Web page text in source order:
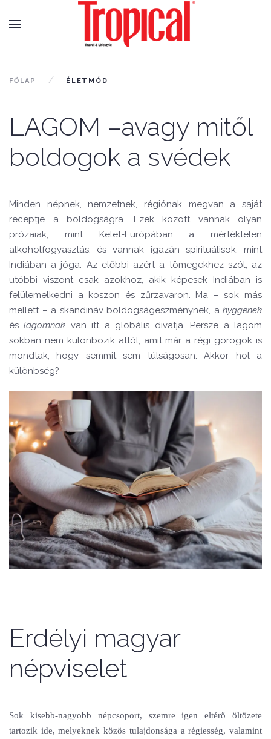
FŐLAP ÉLETMÓD
LAGOM –avagy mitől
boldogok a svédek
Minden népnek, nemzetnek, régiónak megvan a saját
receptje a boldogságra. Ezek között vannak olyan
prózaiak, mint Kelet-Európában a mértéktelen
alkoholfogyasztás, és vannak igazán spirituálisok, mint
Indiában a jóga. Az előbbi azért a tömegekhez szól, az
utóbbi viszont csak azokhoz, akik képesek Indiában is
felülemelkedni a koszon és zűrzavaron. Ma – sok más
mellett – a skandináv boldogságeszménynek, a hyggének
éslagomnak van itt a globális divatja. Persze a lagom
sokban nem különbözik attól, amit már a régi görögök is
mondtak, hogy semmit sem túlságosan. Akkor hol a
különbség?
Erdélyi magyar
népviselet
Sok kisebb-nagyobb népcsoport, szemre igen eltérő öltözete
tartozik ide, melyeknek közös tulajdonsága a régiesség, valamint